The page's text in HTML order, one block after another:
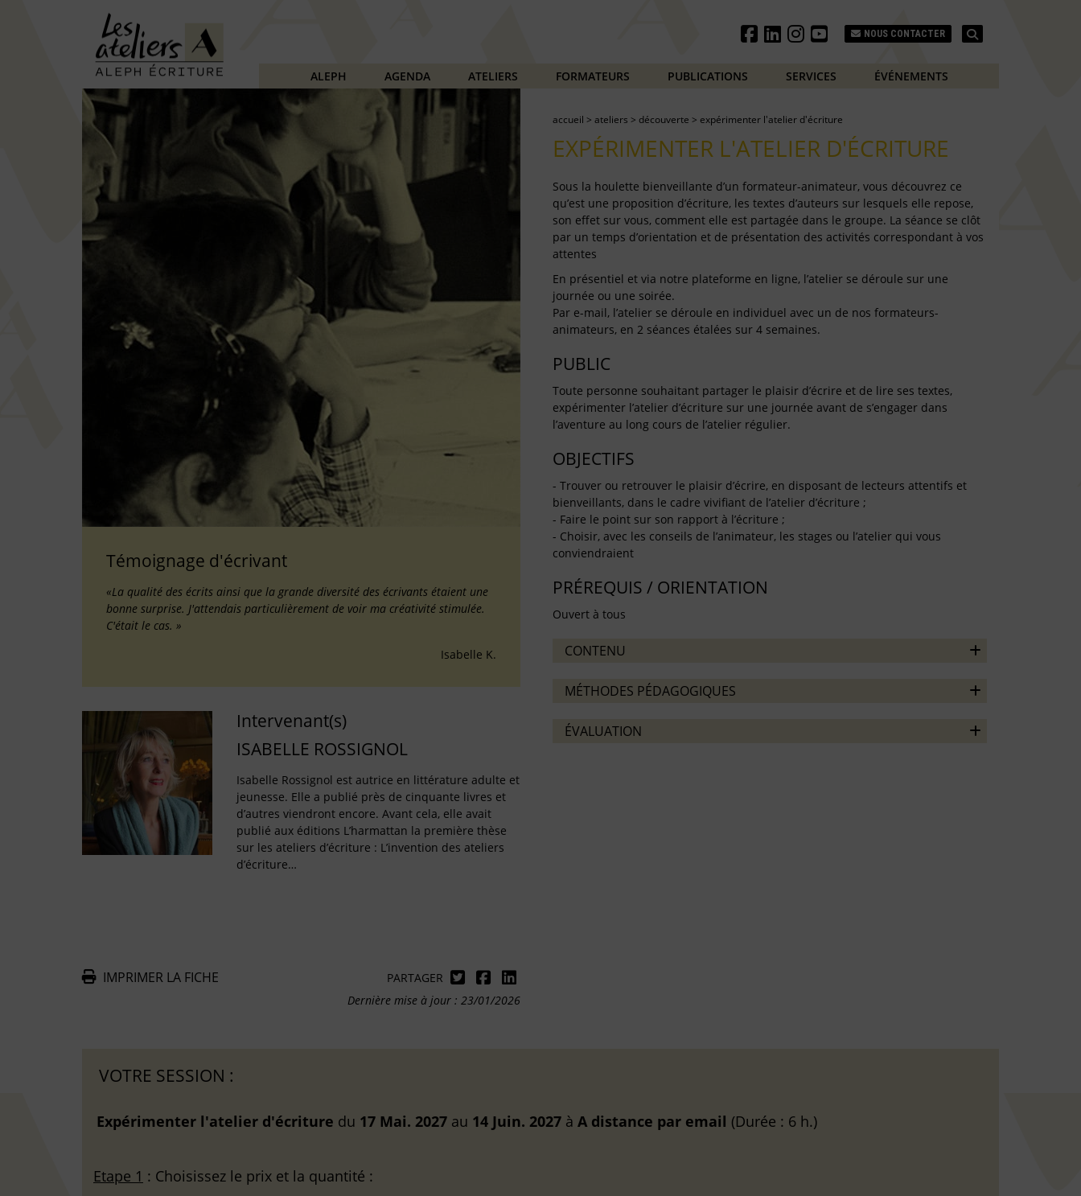
NOUS CONTACTER
ALEPH AGENDA ATELIERS FORMATEURS PUBLICATIONS SERVICES ÉVÉNEMENTS
Témoignage d'écrivant
«La qualité des écrits ainsi que la grande diversité des écrivants étaient une
bonne surprise. J'attendais particulièrement de voir ma créativité stimulée.
C'était le cas. »
Isabelle K.
Intervenant(s)
ISABELLE ROSSIGNOL
Isabelle Rossignol est autrice en littérature adulte et
jeunesse. Elle a publié près de cinquante livres et
d’autres viendront encore. Avant cela, elle avait
publié aux éditions L’harmattan la première thèse
sur les ateliers d’écriture : L’invention des ateliers
d’écriture…
IMPRIMER LA FICHE
PARTAGER
Dernière mise à jour : 23/01/2026
accueil > ateliers > découverte > expérimenter l'atelier d'écriture
EXPÉRIMENTER L'ATELIER D'ÉCRITURE
Sous la houlette bienveillante d’un formateur-animateur, vous découvrez ce
qu’est une proposition d’écriture, les textes d’auteurs sur lesquels elle repose,
son effet sur vous, comment elle est partagée dans le groupe. La séance se clôt
par un temps d’orientation et de présentation des activités correspondant à vos
attentes
En présentiel et via notre plateforme en ligne, l’atelier se déroule sur une
journée ou une soirée.
Par e-mail, l’atelier se déroule en individuel avec un de nos formateurs-
animateurs, en 2 séances étalées sur 4 semaines.
PUBLIC
Toute personne souhaitant partager le plaisir d’écrire et de lire ses textes,
expérimenter l’atelier d’écriture sur une journée avant de s’engager dans
l’aventure au long cours de l’atelier régulier.
OBJECTIFS
- Trouver ou retrouver le plaisir d’écrire, en disposant de lecteurs attentifs et
bienveillants, dans le cadre vivifiant de l’atelier d’écriture ;
- Faire le point sur son rapport à l’écriture ;
- Choisir, avec les conseils de l’animateur, les stages ou l’atelier qui vous
conviendraient
PRÉREQUIS / ORIENTATION
Ouvert à tous
CONTENU
MÉTHODES PÉDAGOGIQUES
ÉVALUATION
VOTRE SESSION :
Expérimenter l'atelier d'écriture du 17 Mai. 2027 au 14 Juin. 2027 à A distance par email (Durée : 6 h.)
Etape 1 : Choisissez le prix et la quantité :